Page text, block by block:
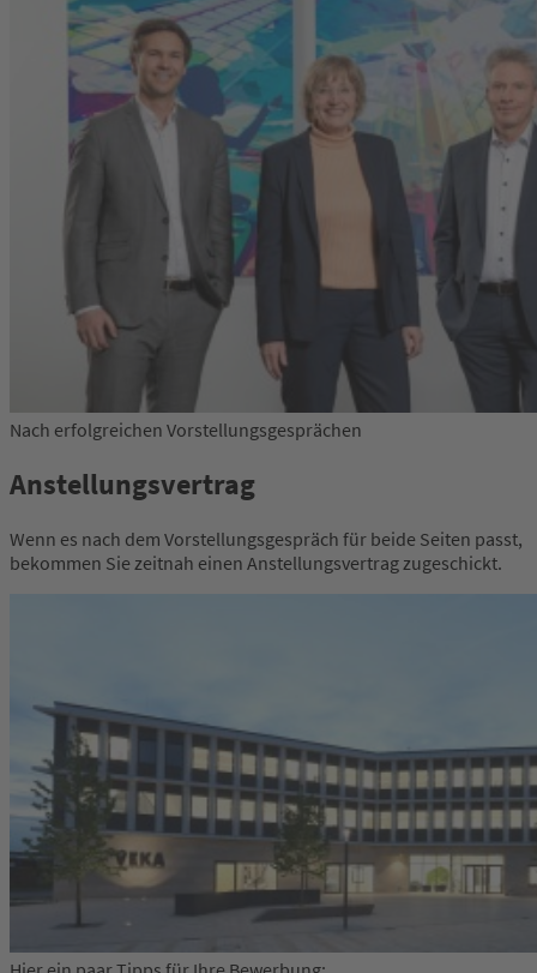
Nach erfolgreichen Vorstellungsgesprächen
Anstellungsvertrag
Wenn es nach dem Vorstellungsgespräch für beide Seiten passt,
bekommen Sie zeitnah einen Anstellungsvertrag zugeschickt.